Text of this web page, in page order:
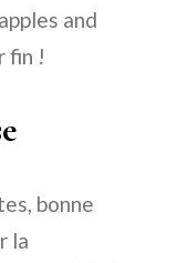
and
fin !
bonne
la